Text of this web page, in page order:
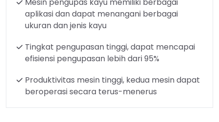
aplikasi dan dapat menangani berbagai
ukuran dan jenis kayu
Tingkat pengupasan tinggi, dapat mencapai
efisiensi pengupasan lebih dari 95%
Produktivitas mesin tinggi, kedua mesin dapat
beroperasi secara terus-menerus